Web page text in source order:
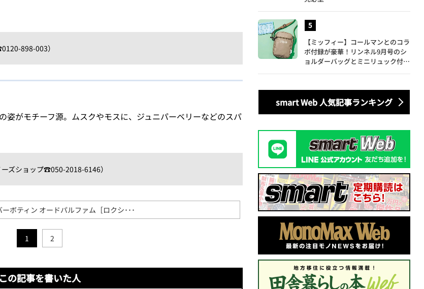
898-003）
姿がモチーフ源。ムスクやモスに、ジュニパーベリーなどのスパ
ズショップ☎050-2018-6146）
ボティン オードパルファム［ロクシ･･･
1 2
この記事を書いた人
【ミッフィー】コールマンとのコラ
ボ付録が豪華！リンネル9月号のシ
ョルダーバッグとミニリュック付き
smart Web 人気記事ランキング